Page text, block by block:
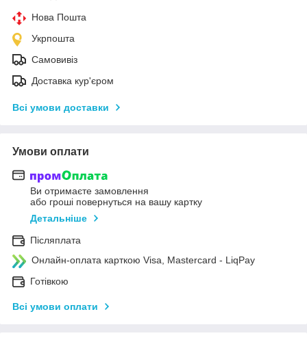
Нова Пошта
Укрпошта
Самовивіз
Доставка кур'єром
Всі умови доставки
Умови оплати
Ви отримаєте замовлення
або гроші повернуться на вашу картку
Детальніше
Післяплата
Онлайн-оплата карткою Visa, Mastercard - LiqPay
Готівкою
Всі умови оплати